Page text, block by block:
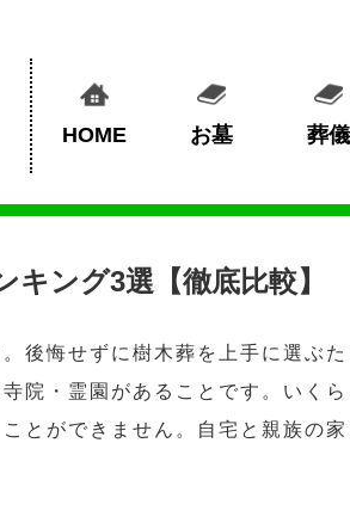
HOME お墓 葬儀
ング3選【徹底比較】
後悔せずに樹木葬を上手に選ぶた
院・霊園があることです。いくら
とができません。自宅と親族の家